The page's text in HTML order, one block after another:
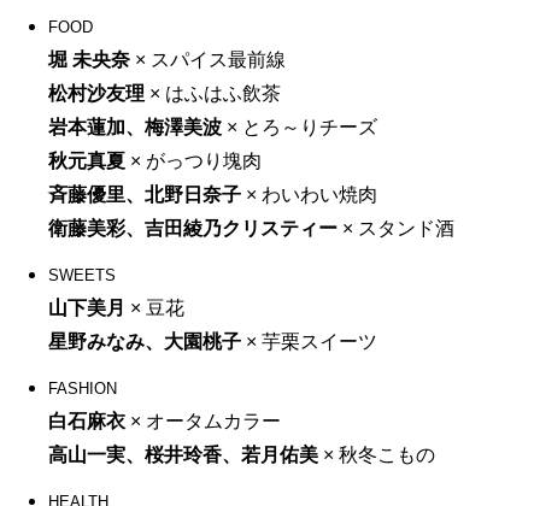
FOOD
堀 未央奈 × スパイス最前線
松村沙友理 × はふはふ飲茶
岩本蓮加、梅澤美波 × とろ～りチーズ
秋元真夏 × がっつり塊肉
斉藤優里、北野日奈子 × わいわい焼肉
衛藤美彩、吉田綾乃クリスティー × スタンド酒
SWEETS
山下美月 × 豆花
星野みなみ、大園桃子 × 芋栗スイーツ
FASHION
白石麻衣 × オータムカラー
高山一実、桜井玲香、若月佑美 × 秋冬こもの
HEALTH